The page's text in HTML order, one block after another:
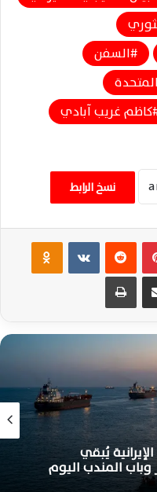
السفن
كاظم غريب آبادي
نسخ الرابط
بينتيريست ‏VKontakte
مشاركة عبر البريد طباعة
يُبقي